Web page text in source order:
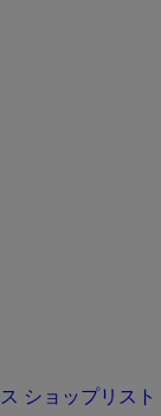
ショップリスト